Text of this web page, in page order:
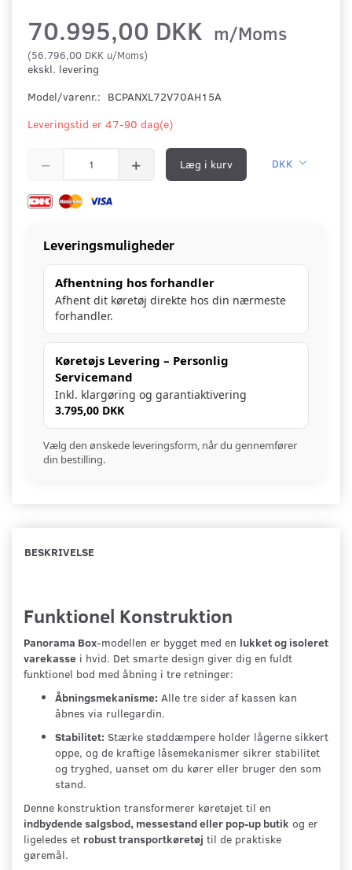
70.995,00 DKK m/Moms
(56.796,00 DKK u/Moms)
ekskl. levering
Model/varenr.: BCPANXL72V70AH15A
Leveringstid er 47-90 dag(e)
Læg i kurv DKK
Leveringsmuligheder
Afhentning hos forhandler
Afhent dit køretøj direkte hos din nærmeste
forhandler.
Køretøjs Levering – Personlig
Servicemand
Inkl. klargøring og garantiaktivering
3.795,00 DKK
Vælg den ønskede leveringsform, når du gennemfører
din bestilling.
BESKRIVELSE
Funktionel Konstruktion
Panorama Box-modellen er bygget med en lukket og isoleret
varekasse i hvid. Det smarte design giver dig en fuldt
funktionel bod med åbning i tre retninger:
Åbningsmekanisme: Alle tre sider af kassen kan
åbnes via rullegardin.
Stabilitet: Stærke støddæmpere holder lågerne sikkert
oppe, og de kraftige låsemekanismer sikrer stabilitet
og tryghed, uanset om du kører eller bruger den som
stand.
Denne konstruktion transformerer køretøjet til en
indbydende salgsbod, messestand eller pop-up butik og er
ligeledes et robust transportkøretøj til de praktiske
gøremål.